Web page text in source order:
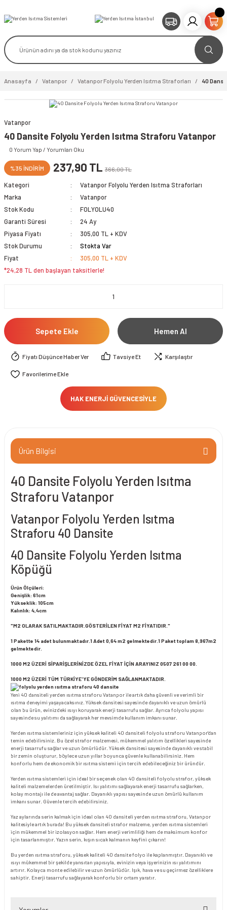
Anasayfa Vatanpor Vatanpor Folyolu Yerden Isıtma Straforları 40
video izle
Vatanpor
40 Dansite Folyolu Yerden Isıtma Straforu Vatanpor
0 Yorum Yap / Yorumları Oku
%35 İNDİRİM 237,90 TL 366,00 TL
Kategori
Vatanpor Folyolu Yerden Isıtma Straforları
Marka
Vatanpor
Stok Kodu
FOLYOLU40
Garanti Süresi
24 Ay
Piyasa Fiyatı
305,00 TL + KDV
Stok Durumu
Stokta Var
Fiyat
305,00 TL + KDV
*24,28 TL den başlayan taksitlerle!
Sepete Ekle Hemen Al
Fiyatı Düşünce Haber Ver Tavsiye Et Karşılaştır
HAK ENERJİ GÜVENCESİYLE
Ürün Bilgisi
40 Dansite Folyolu Yerden Isıtma
Straforu Vatanpor
Vatanpor Folyolu Yerden Isıtma
Straforu 40 Dansite
40 Dansite Folyolu Yerden Isıtma
Köpüğü
Ürün Ölçüleri:
Genişlik: 61cm
Yükseklik: 105cm
Kalınlık: 4,4cm
"M2 OLARAK SATILMAKTADIR.GÖSTERİLEN FİYAT M2 FİYATIDIR."
1 Pakette 14 adet bulunmaktadır.1 Adet 0,64 m2 gelmektedir.1 Paket toplam 8,967m2
gelmektedir.
1000 M2 ÜZERİ SİPARİŞLERİNİZDE ÖZEL FİYAT İÇİN ARAYINIZ 0507 261 00 00.
1000 M2 ÜZERİ TÜM TÜRKİYE'YE GÖNDERİM SAĞLANMAKTADIR.
Yeni 40 dansiteli yerden ısıtma straforu Vatanpor ile artık daha güvenli ve verimli bir
ısıtma deneyimi yaşayacaksınız. Yüksek dansitesi sayesinde dayanıklı ve uzun ömürlü
olan bu ürün, evinizdeki ısıyı koruyarak enerji tasarrufu sağlar. Ayrıca folyolu yapısı
sayesinde su yalıtımı da sağlayarak her mevsimde kullanım imkanı sunar.
Yerden ısıtma sistemleriniz için yüksek kaliteli 40 dansiteli folyolu straforu Vatanpor'dan
temin edebilirsiniz. Bu özel strafor malzemesi, mükemmel yalıtım özellikleri sayesinde
enerji tasarrufu sağlar ve uzun ömürlüdür. Yüksek dansitesi sayesinde dayanıklı ve stabil
bir zemin oluşturur, böylece uzun yıllar boyunca güvenle kullanabilirsiniz. Hem
konforlu hem de ekonomik bir ısıtma sistemi için tercih edebileceğiniz bir üründür.
Yerden ısıtma sistemleri için ideal bir seçenek olan 40 dansiteli folyolu strafor, yüksek
kaliteli malzemelerden üretilmiştir. Isı yalıtımı sağlayarak enerji tasarrufu sağlarken,
kolay montajı ile de avantaj sağlar. Dayanıklı yapısı sayesinde uzun ömürlü kullanım
imkanı sunar. Güvenle tercih edebilirsiniz.
Yaz aylarında serin kalmak için ideal olan 40 dansiteli yerden ısıtma straforu, Vatanpor
kalitesiyle artık burada! Bu yüksek dansiteli strafor malzeme, yerden ısıtma sistemleri
için mükemmel bir izolasyon sağlar. Hem enerji verimliliği hem de maksimum konfor
için tasarlanmıştır. Yazın serin, kışın sıcak kalmanın keyfini çıkarın!
Bu yerden ısıtma straforu, yüksek kaliteli 40 dansite folyo ile kaplanmıştır. Dayanıklı ve
ısıyı mükemmel bir şekilde yansıtan yapısıyla, evinizin veya işyerinizin ısı yalıtımını
artırır. Kolayca monte edilebilir ve uzun ömürlüdür. Işık, hava ve su geçirmez özelliklere
sahiptir. Enerji tasarrufu sağlayarak konforlu bir ortam yaratır.